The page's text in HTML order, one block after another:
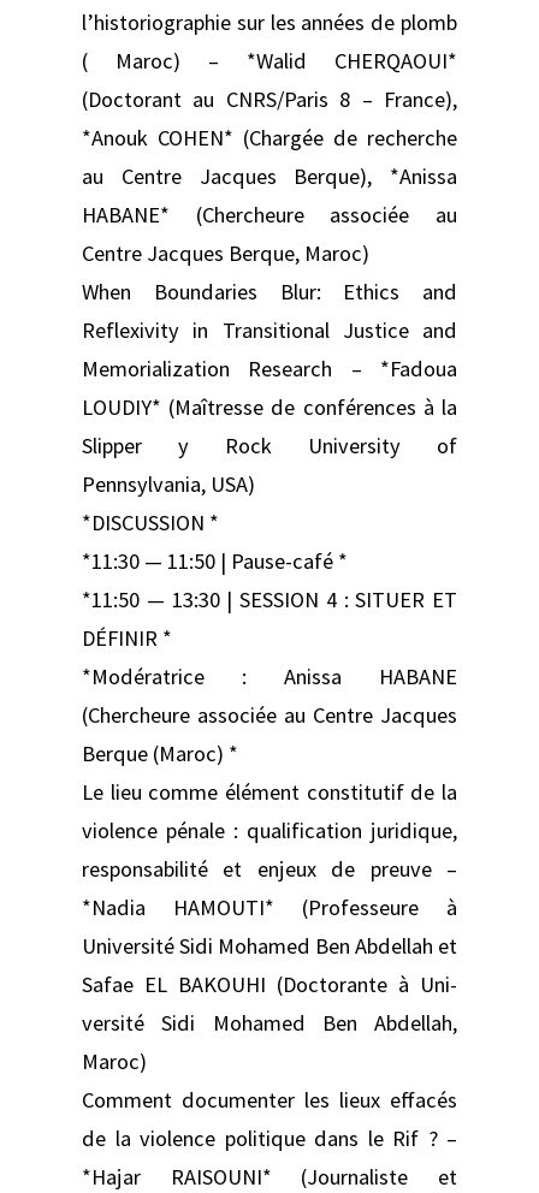
l’historiographie sur les années de plomb
( Maroc) – *Walid CHERQAOUI*
(Doctorant au CNRS/Paris 8 – France),
*Anouk COHEN* (Chargée de recherche
au Centre Jacques Berque), *Anissa
HABANE* (Chercheure associée au
Centre Jacques Berque, Maroc)
When Boundaries Blur: Ethics and
Reflexivity in Transitional Justice and
Memorialization Research – *Fadoua
LOUDIY* (Maîtresse de conférences à la
Slipper y Rock University of
Pennsylvania, USA)
*DISCUSSION *
*11:30 — 11:50 | Pause-café *
*11:50 — 13:30 | SESSION 4 : SITUER ET
DÉFINIR *
*Modératrice : Anissa HABANE
(Chercheure associée au Centre Jacques
Berque (Maroc) *
Le lieu comme élément constitutif de la
violence pénale : qualification juridique,
responsabilité et enjeux de preuve –
*Nadia HAMOUTI* (Professeure à
Université Sidi Mohamed Ben Abdellah et
Safae EL BAKOUHI (Doctorante à Uni­
versité Sidi Mohamed Ben Abdellah,
Maroc)
Comment documenter les lieux effacés
de la violence politique dans le Rif ? –
*Hajar RAISOUNI* (Journaliste et